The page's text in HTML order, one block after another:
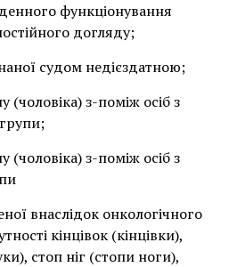
функціонування
догляду;
судом недієздатною;
з-поміж осіб з
з-поміж осіб з
внаслідок онкологічного
кінцівок (кінцівки),
стоп ніг (стопи ноги),